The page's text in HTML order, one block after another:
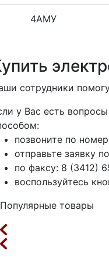
4АМУ
сотрудники
у Вас есть
позвоните по
отправьте заявку
по факсу: 8 (3412)
воспользуйтесь
Популярные товары